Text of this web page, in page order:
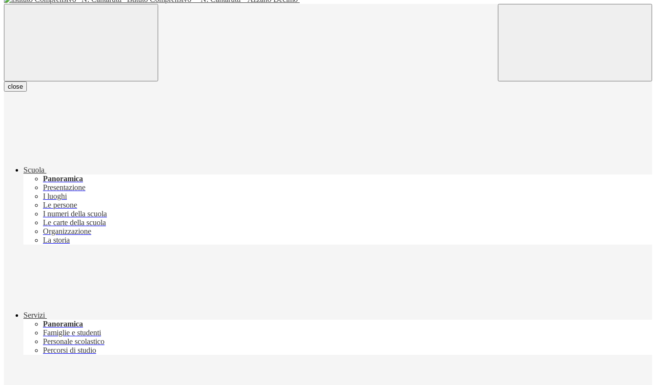
close
Scuola
Panoramica
Presentazione
I luoghi
Le persone
I numeri della scuola
Le carte della scuola
Organizzazione
La storia
Servizi
Panoramica
Famiglie e studenti
Personale scolastico
Percorsi di studio